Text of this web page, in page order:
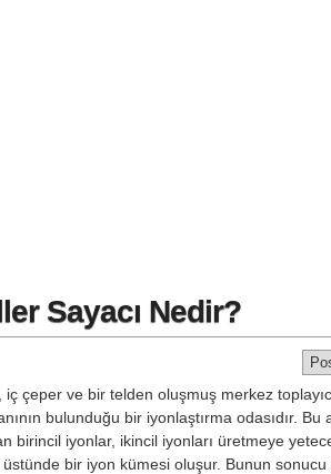
Sayacı Nedir?
iç çeper ve bir telden oluşmuş merkez
bulunduğu bir iyonlaştırma odasıdır. Bu
birin­cil iyonlar, ikincil iyonları üretmeye
bir iyon kü­mesi oluşur. Bunun